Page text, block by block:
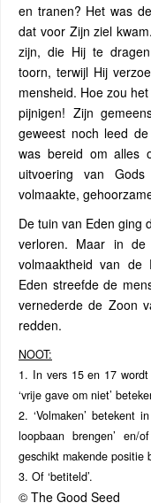
en tranen? Het was
dat voor Zijn ziel
zijn, die Hij te
toorn, terwijl Hij
mensheid. Hoe zou
pijnigen! Zijn
geweest noch leed
was bereid om alles
uitvoering van
volmaakte,
De tuin van Eden ging
verloren. Maar in
volmaaktheid van de
Eden streefde de
vernederde de Zoon
redden.
NOOT:
1. In vers 15 en 17 wordt
‘vrije gave om niet’
2. ‘Volmaken’ betekent
loopbaan brengen’
geschikt makende positie
3. Of ‘betiteld’.
© The Good Seed